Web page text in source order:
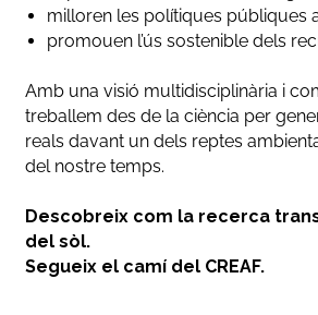
milloren les polítiques públiques
promouen l’ús sostenible dels
Amb una visió multidisciplinària i
treballem des de la ciència per
reals davant un dels reptes
del nostre temps.
Descobreix com la recerca
del sòl.
Segueix el camí del CREAF.